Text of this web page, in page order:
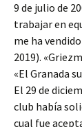
9 de julio de
trabajar en
me ha
2019).
«El Granada
El 29 de
club había
cual fue